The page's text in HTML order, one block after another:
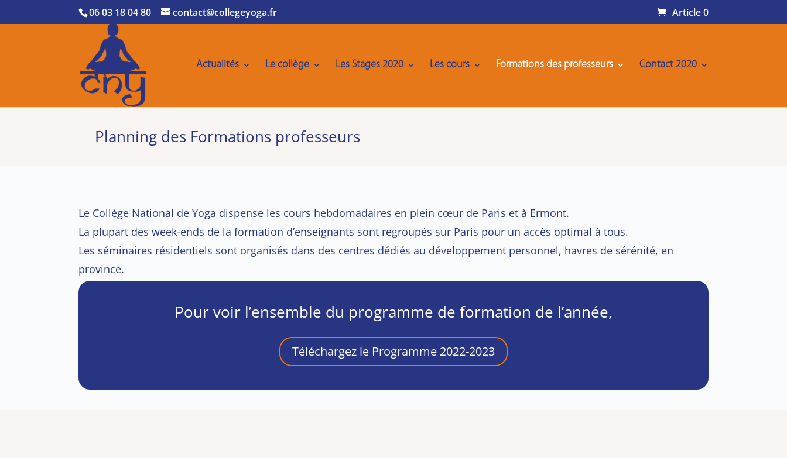
06 03 18 04 80 contact@collegeyoga.fr Article 0
Actualités Le collège Les Stages 2020 Les cours Formations des professeurs Contact 2020
Planning des Formations professeurs
Le Collège National de Yoga dispense les cours hebdomadaires en plein cœur de Paris et à Ermont.
La plupart des week-ends de la formation d’enseignants sont regroupés sur Paris pour un accès optimal à tous.
Les séminaires résidentiels sont organisés dans des centres dédiés au développement personnel, havres de sérénité, en
province.
Pour voir l’ensemble du programme de formation de l’année,
Téléchargez le Programme 2022-2023